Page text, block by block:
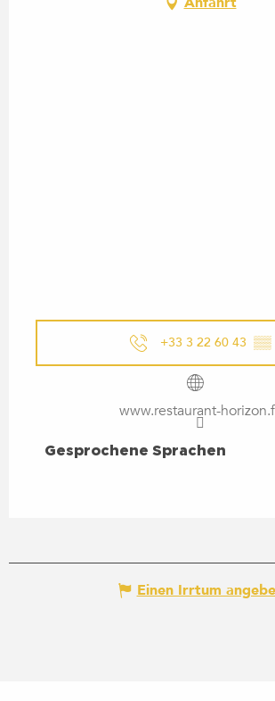
+33 3 22 60 43 ▒▒
www.restaurant-
GESPROCHENE SPRACHEN
Gesprochene Sprachen
Einen Irrtum